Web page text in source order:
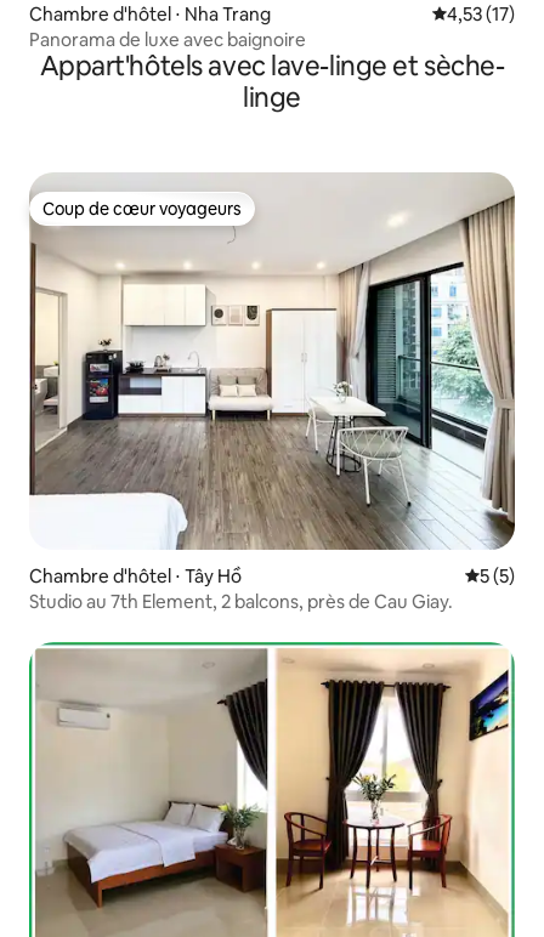
Chambre d'hôtel ⋅ Nha Trang Évaluation
4,53 (17)
Panorama de luxe avec baignoire
Appart'hôtels avec lave-linge et sèche-
linge
Coup de cœur voyageurs
Coup de cœur voyageurs
Chambre d'hôtel ⋅ Tây Hồ
5 (5)
Studio au 7th Element, 2 balcons, près de Cau Giay.